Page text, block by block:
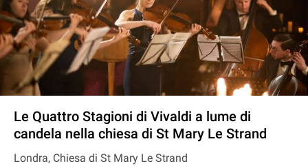
Le Quattro Stagioni di Vivaldi a lume di
candela nella chiesa di St Mary Le Strand
Londra, Chiesa di St Mary Le Strand